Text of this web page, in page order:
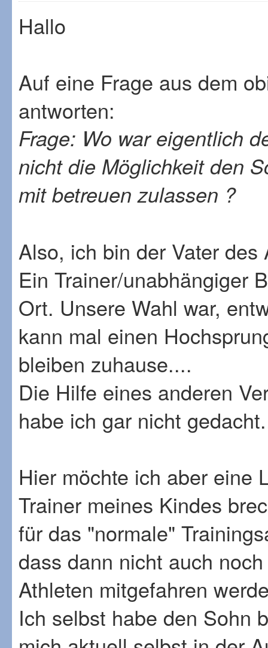
Hallo
Auf eine Frage aus dem
antworten:
Frage: Wo war eigentlich
nicht die Möglichkeit den
mit betreuen zulassen ?
Also, ich bin der Vater
Ein Trainer/unabhängiger
Ort. Unsere Wahl war,
kann mal einen
bleiben zuhause....
Die Hilfe eines anderen
habe ich gar nicht
Hier möchte ich aber eine
Trainer meines Kindes
für das "normale"
dass dann nicht auch
Athleten mitgefahren
Ich selbst habe den Sohn